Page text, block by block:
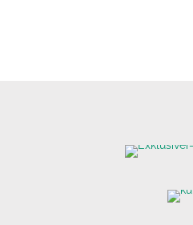
Exklusiver
schönem
Hüpfburg Kuh
integrierten